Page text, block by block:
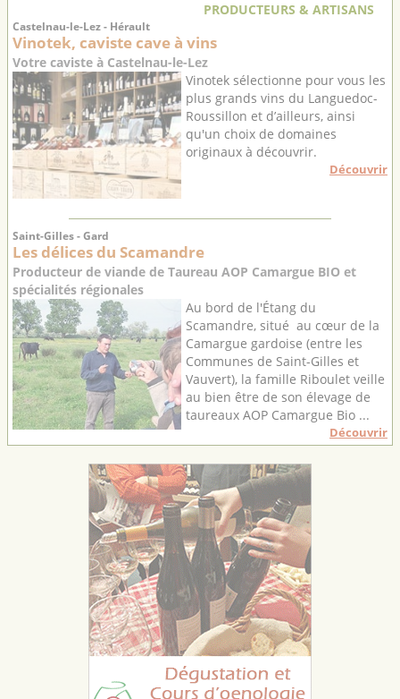
PRODUCTEURS & ARTISANS
Castelnau-le-Lez - Hérault
Vinotek, caviste cave à vins
Votre caviste à Castelnau-le-Lez
Vinotek sélectionne pour vous les
plus grands vins du Languedoc-
Roussillon et d’ailleurs, ainsi
qu'un choix de domaines
originaux à découvrir.
Découvrir
Saint-Gilles - Gard
Les délices du Scamandre
Producteur de viande de Taureau AOP Camargue BIO et
spécialités régionales
Au bord de l'Étang du
Scamandre, situé au cœur de la
Camargue gardoise (entre les
Communes de Saint-Gilles et
Vauvert), la famille Riboulet veille
au bien être de son élevage de
taureaux AOP Camargue Bio ...
Découvrir